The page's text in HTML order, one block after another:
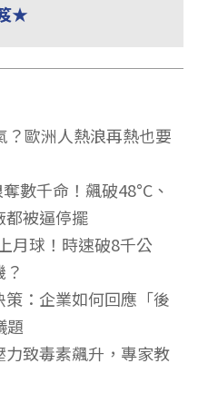
★
？歐洲人熱浪再熱也要
數千命！飆破48°C、
都被逼停擺
月球！時速破8千公
：企業如何回應「後
題
致毒素飆升，專家教